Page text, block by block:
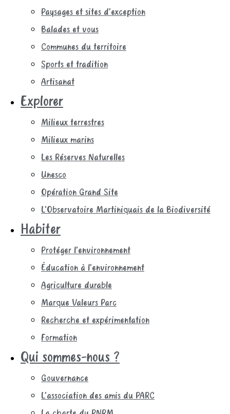
Paysages et sites d’exception
Balades et vous
Communes du territoire
Sports et tradition
Artisanat
Explorer
Milieux terrestres
Milieux marins
Les Réserves Naturelles
Unesco
Opération Grand Site
L’Observatoire Martiniquais de la Biodiversité
Habiter
Protéger l’environnement
Éducation à l’environnement
Agriculture durable
Marque Valeurs Parc
Recherche et expérimentation
Formation
Qui sommes-nous ?
Gouvernance
L’association des amis du PARC